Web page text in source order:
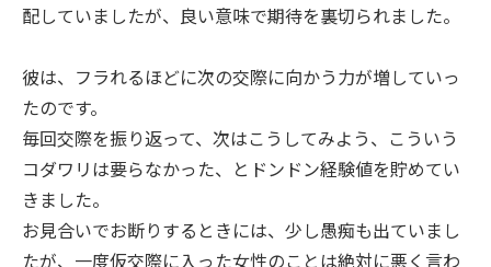
配していましたが、良い意味で期待を裏切られました。
彼は、フラれるほどに次の交際に向かう力が増していっ
たのです。
毎回交際を振り返って、次はこうしてみよう、こういう
コダワリは要らなかった、とドンドン経験値を貯めてい
きました。
お見合いでお断りするときには、少し愚痴も出ていまし
たが、一度仮交際に入った女性のことは絶対に悪く言わ